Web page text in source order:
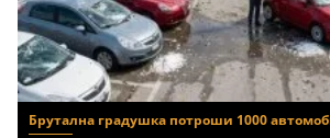
Брутална градушка потроши 1000